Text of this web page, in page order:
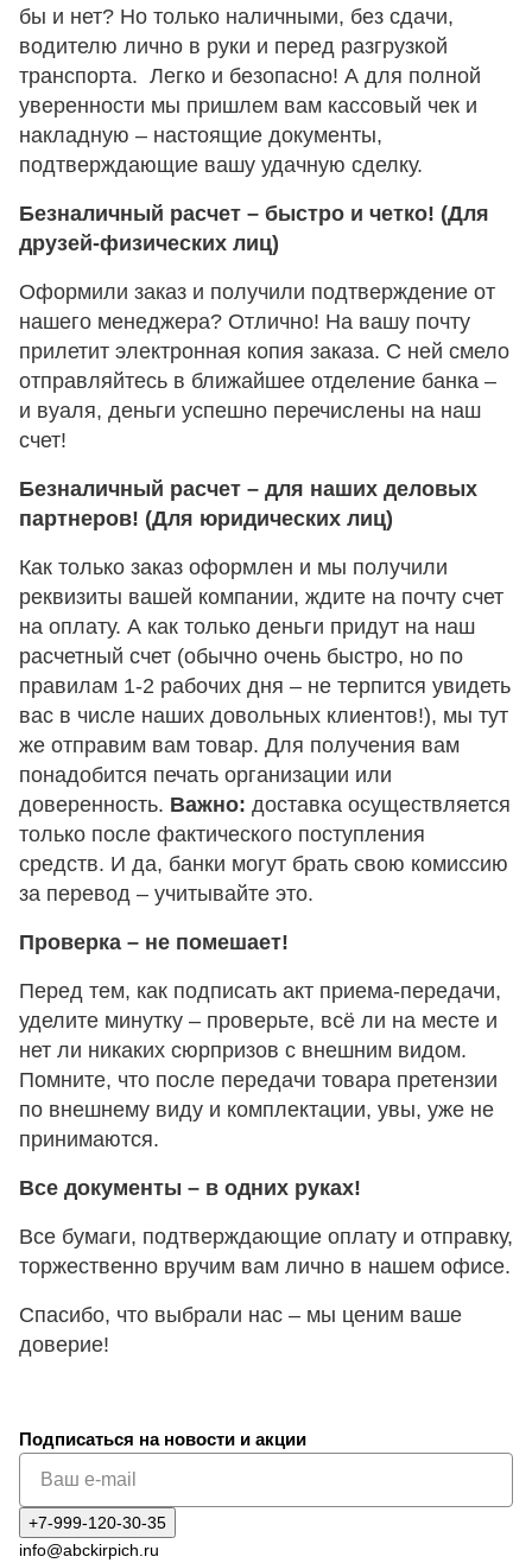
бы и нет? Но только наличными, без сдачи,
водителю лично в руки и перед разгрузкой
транспорта. Легко и безопасно! А для полной
уверенности мы пришлем вам кассовый чек и
накладную – настоящие документы,
подтверждающие вашу удачную сделку.
Безналичный расчет – быстро и четко! (Для
друзей-физических лиц)
Оформили заказ и получили подтверждение от
нашего менеджера? Отлично! На вашу почту
прилетит электронная копия заказа. С ней смело
отправляйтесь в ближайшее отделение банка –
и вуаля, деньги успешно перечислены на наш
счет!
Безналичный расчет – для наших деловых
партнеров! (Для юридических лиц)
Как только заказ оформлен и мы получили
реквизиты вашей компании, ждите на почту счет
на оплату. А как только деньги придут на наш
расчетный счет (обычно очень быстро, но по
правилам 1-2 рабочих дня – не терпится увидеть
вас в числе наших довольных клиентов!), мы тут
же отправим вам товар. Для получения вам
понадобится печать организации или
доверенность. Важно: доставка осуществляется
только после фактического поступления
средств. И да, банки могут брать свою комиссию
за перевод – учитывайте это.
Проверка – не помешает!
Перед тем, как подписать акт приема-передачи,
уделите минутку – проверьте, всё ли на месте и
нет ли никаких сюрпризов с внешним видом.
Помните, что после передачи товара претензии
по внешнему виду и комплектации, увы, уже не
принимаются.
Все документы – в одних руках!
Все бумаги, подтверждающие оплату и отправку,
торжественно вручим вам лично в нашем офисе.
Спасибо, что выбрали нас – мы ценим ваше
доверие!
Подписаться на новости и акции
+7-999-120-30-35
info@abckirpich.ru